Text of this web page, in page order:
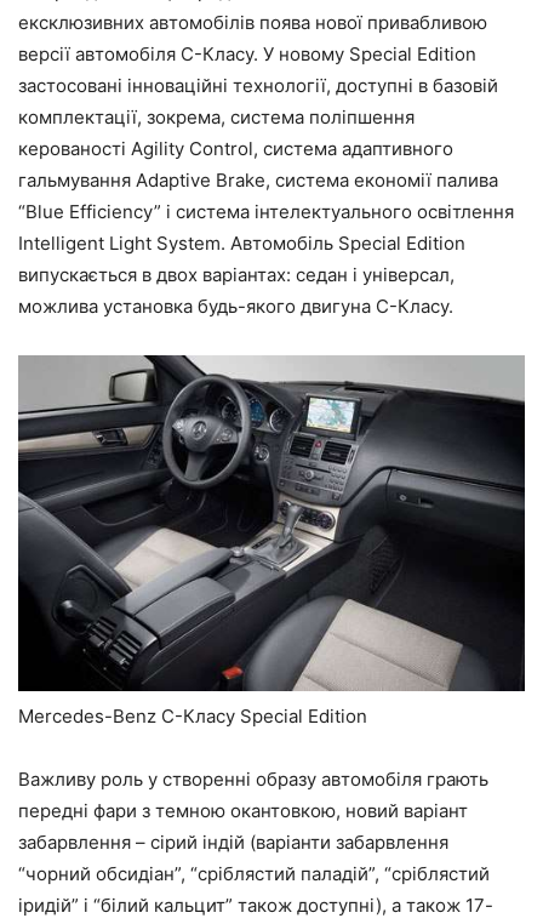
ексклюзивних автомобілів поява нової привабливою
версії автомобіля C-Класу. У новому Special Edition
застосовані інноваційні технології, доступні в базовій
комплектації, зокрема, система поліпшення
керованості Agility Control, система адаптивного
гальмування Adaptive Brake, система економії палива
“Blue Efficiency” і система інтелектуального освітлення
Intelligent Light System. Автомобіль Special Edition
випускається в двох варіантах: седан і універсал,
можлива установка будь-якого двигуна C-Класу.
Mercedes-Benz C-Класу Special Edition
Важливу роль у створенні образу автомобіля грають
передні фари з темною окантовкою, новий варіант
забарвлення – сірий індій (варіанти забарвлення
“чорний обсидіан”, “сріблястий паладій”, “сріблястий
іридій” і “білий кальцит” також доступні), а також 17-